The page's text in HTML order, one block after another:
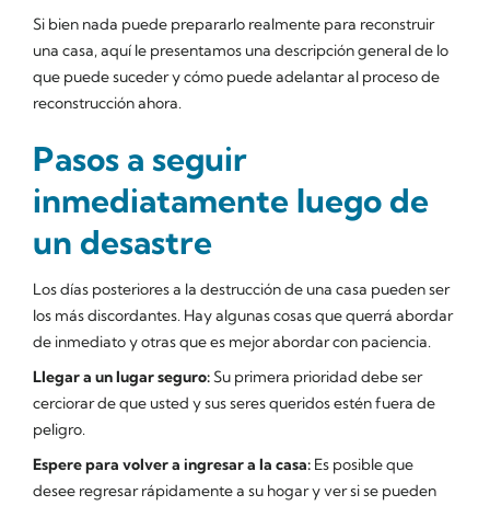
Si bien nada puede prepararlo realmente para reconstruir
una casa, aquí le presentamos una descripción general de lo
que puede suceder y cómo puede adelantar al proceso de
reconstrucción ahora.
Pasos a seguir
inmediatamente luego de
un desastre
Los días posteriores a la destrucción de una casa pueden ser
los más discordantes. Hay algunas cosas que querrá abordar
de inmediato y otras que es mejor abordar con paciencia.
Llegar a un lugar seguro:Su primera prioridad debe ser
cerciorar de que usted y sus seres queridos estén fuera de
peligro.
Espere para volver a ingresar a la casa: Es posible que
desee regresar rápidamente a su hogar y ver si se pueden